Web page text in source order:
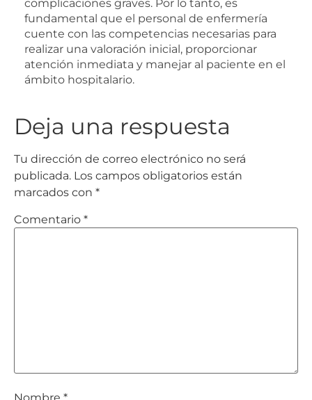
complicaciones graves. Por lo tanto, es
fundamental que el personal de enfermería
cuente con las competencias necesarias para
realizar una valoración inicial, proporcionar
atención inmediata y manejar al paciente en el
ámbito hospitalario.
Deja una respuesta
Tu dirección de correo electrónico no será
publicada. Los campos obligatorios están
marcados con *
Comentario *
Nombre *